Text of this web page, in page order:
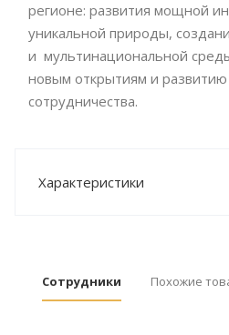
регионе: развития мощной
уникальной природы,
и мультинациональной
новым открытиям и
сотрудничества.
Характеристики
Сотрудники Похожие